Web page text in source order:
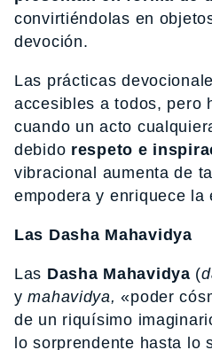
convirtiéndolas en
devoción.
Las prácticas
accesibles a todos, pero
cuando un acto
debido respeto e
vibracional aumenta de
empodera y enriquece la
Las Dasha Mahavidya
Las Dasha Mahavidya (
ymahavidya, «poder
de un riquísimo
lo sorprendente hasta lo